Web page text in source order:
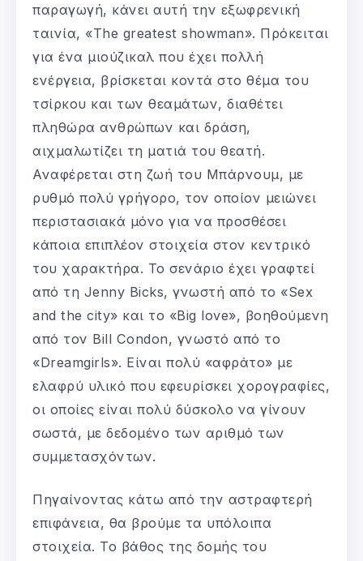
παραγωγή, κάνει αυτή την εξωφρενική
ταινία, «The greatest showman». Πρόκειται
για ένα μιούζικαλ που έχει πολλή
ενέργεια, βρίσκεται κοντά στο θέμα του
τσίρκου και των θεαμάτων, διαθέτει
πληθώρα ανθρώπων και δράση,
αιχμαλωτίζει τη ματιά του θεατή.
Αναφέρεται στη ζωή του Μπάρνουμ, με
ρυθμό πολύ γρήγορο, τον οποίον μειώνει
περιστασιακά μόνο για να προσθέσει
κάποια επιπλέον στοιχεία στον κεντρικό
του χαρακτήρα. Το σενάριο έχει γραφτεί
από τη Jenny Bicks, γνωστή από το «Sex
and the city» και το «Big love», βοηθούμενη
από τον Bill Condon, γνωστό από το
«Dreamgirls». Είναι πολύ «αφράτο» με
ελαφρύ υλικό που εφευρίσκει χορογραφίες,
οι οποίες είναι πολύ δύσκολο να γίνουν
σωστά, με δεδομένο των αριθμό των
συμμετασχόντων.
Πηγαίνοντας κάτω από την αστραφτερή
επιφάνεια, θα βρούμε τα υπόλοιπα
στοιχεία. Το βάθος της δομής του